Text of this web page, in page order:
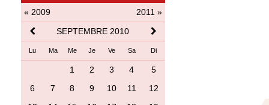
« 2009
2011 »
SEPTEMBRE 2010
Lu Ma Me Je Ve Sa Di
1 2 3 4
5
6
7 8 9 10 11
12